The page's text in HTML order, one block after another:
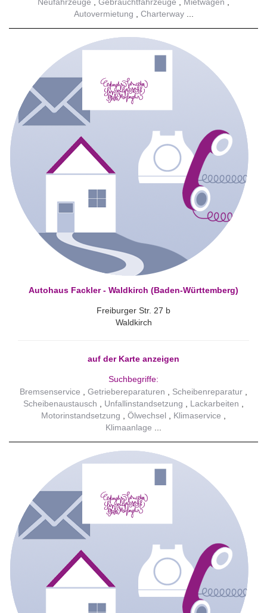
Autovermietung
Charterway
Autohaus Fackler - Waldkirch (Baden-Württemberg)
Freiburger Str. 27 b
Waldkirch
auf der Karte anzeigen
Suchbegriffe:
Bremsenservice
Getriebereparaturen
Scheibenreparatur
Scheibenaustausch
Unfallinstandsetzung
Lackarbeiten
Motorinstandsetzung
Ölwechsel
Klimaservice
Klimaanlage